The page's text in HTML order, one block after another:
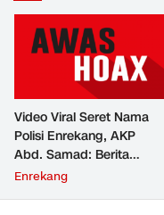
Video Viral Seret Nama
Polisi Enrekang, AKP
Abd. Samad: Berita
Bohong
Enrekang